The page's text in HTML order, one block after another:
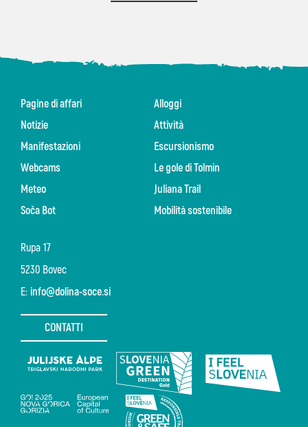
Rupa 17
5230 Bovec
E: info@dolina-soce.si
CONTATTI
Pagine di affari
Notizie
Manifestazioni
Webcams
Meteo
Soča Bot
Alloggi
Attività
Escursionismo
Le gole di Tolmin
Juliana Trail
Mobilità sostenibile